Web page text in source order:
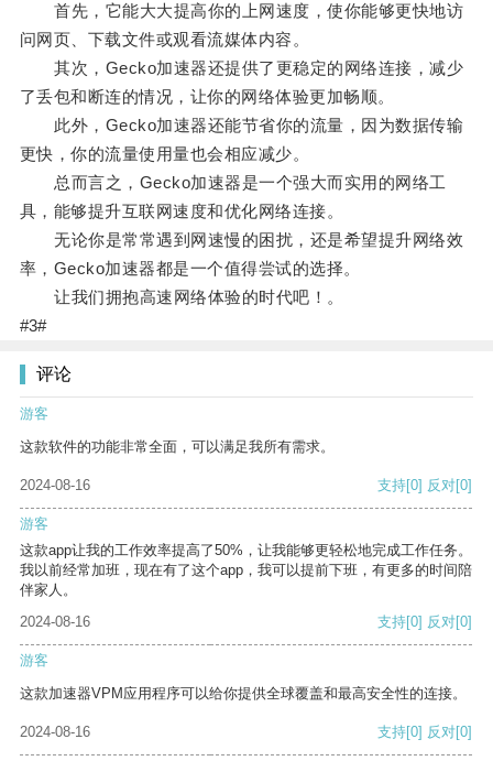
首先，它能大大提高你的上网速度，使你能够更快地访
问网页、下载文件或观看流媒体内容。
其次，Gecko加速器还提供了更稳定的网络连接，减少
了丢包和断连的情况，让你的网络体验更加畅顺。
此外，Gecko加速器还能节省你的流量，因为数据传输
更快，你的流量使用量也会相应减少。
总而言之，Gecko加速器是一个强大而实用的网络工
具，能够提升互联网速度和优化网络连接。
无论你是常常遇到网速慢的困扰，还是希望提升网络效
率，Gecko加速器都是一个值得尝试的选择。
让我们拥抱高速网络体验的时代吧！。
#3#
评论
游客
这款软件的功能非常全面，可以满足我所有需求。
2024-08-16 支持[0] 反对[0]
游客
这款app让我的工作效率提高了50%，让我能够更轻松地完成工作任务。
我以前经常加班，现在有了这个app，我可以提前下班，有更多的时间陪
伴家人。
2024-08-16
支持[0] 反对[0]
游客
这款加速器VPM应用程序可以给你提供全球覆盖和最高安全性的连接。
2024-08-16 支持[0] 反对[0]